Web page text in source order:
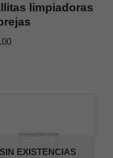
limpiadoras
SIN EXISTENCIAS